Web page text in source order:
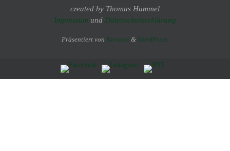
created by Thomas Hummel
Impressum und Datenschutzerklärung
Präsentiert von Nirvana & WordPress.